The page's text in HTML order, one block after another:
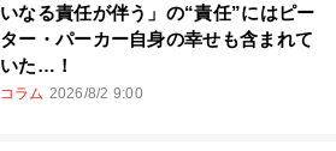
いなる責任が伴う」の“責任”にはピー
ター・パーカー自身の幸せも含まれて
いた…！
コラム 2026/8/2 9:00